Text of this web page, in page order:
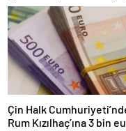
Çin Halk
Rum Kızılhaç’ına 3 bin